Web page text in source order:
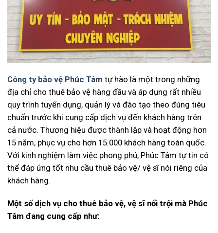
Công ty bảo vệ Phúc Tâm tự hào là một trong những
địa chỉ cho thuê bảo vệ hàng đầu và áp dụng rất nhiều
quy trình tuyển dụng, quản lý và đào tạo theo đúng tiêu
chuẩn trước khi cung cấp dịch vụ đến khách hàng trên
cả nước. Thương hiệu được thành lập và hoạt động hơn
15 năm, phục vụ cho hơn 15.000 khách hàng toàn quốc.
Với kinh nghiệm làm việc phong phú, Phúc Tâm tự tin có
thể đáp ứng tốt nhu cầu thuê bảo vệ/ vệ sĩ nói riêng của
khách hàng.
Một số dịch vụ cho thuê bảo vệ, vệ sĩ nổi trội mà Phúc
Tâm đang cung cấp như: